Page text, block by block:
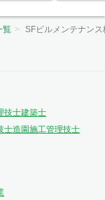
覧 SFビルメンテナン
技士建築士
士造園施工管理技士